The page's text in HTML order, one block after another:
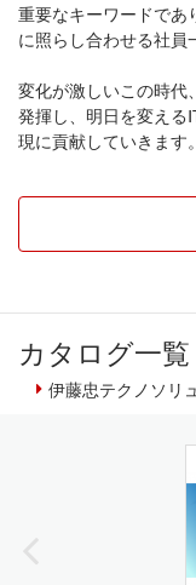
重要なキーワードであ
に照らし合わせる社員
変化が激しいこの時代
発揮し、明日を変える
現に貢献していきます。
カタログ一覧
伊藤忠テクノソリ